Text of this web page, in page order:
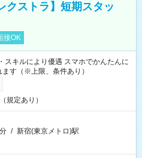
クストラ】短期スタッ
接OK
キルにより優遇 スマホでかんたんに
す（※上限、条件あり）
規定あり）
/ 新宿(東京メトロ)駅